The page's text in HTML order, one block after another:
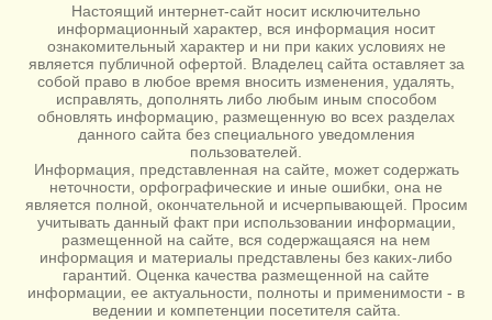
Настоящий интернет-сайт носит исключительно
информационный характер, вся информация носит
ознакомительный характер и ни при каких условиях не
является публичной офертой. Владелец сайта оставляет за
собой право в любое время вносить изменения, удалять,
исправлять, дополнять либо любым иным способом
обновлять информацию, размещенную во всех разделах
данного сайта без специального уведомления
пользователей.
Информация, представленная на сайте, может содержать
неточности, орфографические и иные ошибки, она не
является полной, окончательной и исчерпывающей. Просим
учитывать данный факт при использовании информации,
размещенной на сайте, вся содержащаяся на нем
информация и материалы представлены без каких-либо
гарантий. Оценка качества размещенной на сайте
информации, ее актуальности, полноты и применимости - в
ведении и компетенции посетителя сайта.